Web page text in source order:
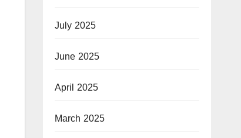
July 2025
June 2025
April 2025
March 2025